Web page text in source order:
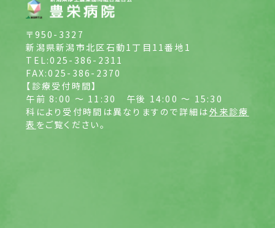
〒950-3327
新潟県新潟市北区石動1丁目11番地1
TEL:025-386-2311
FAX:025-386-2370
【診療受付時間】
午前 8:00 ～ 11:30 午後 14:00 ～ 15:30
科により受付時間は異なりますので詳細は外来診療
表 をご覧ください。